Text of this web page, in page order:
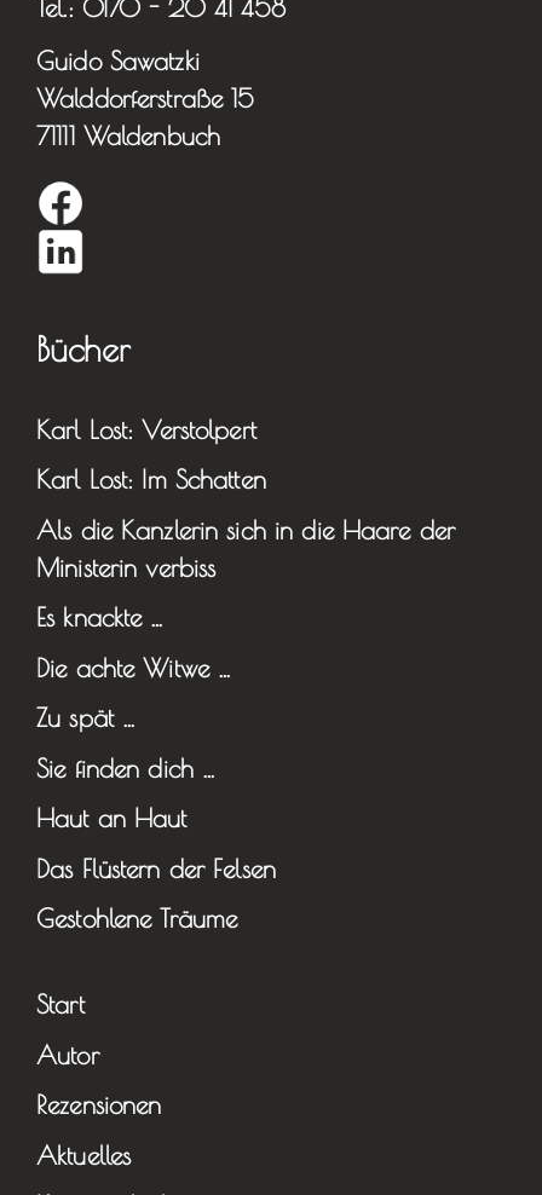
Tel.: 0170 - 20 41 458
Guido Sawatzki
Walddorferstraße 15
71111 Waldenbuch
Bücher
Karl Lost: Verstolpert
Karl Lost: Im Schatten
Als die Kanzlerin sich in die Haare der
Ministerin verbiss
Es knackte …
Die achte Witwe …
Zu spät …
Sie finden dich …
Haut an Haut
Das Flüstern der Felsen
Gestohlene Träume
Start
Autor
Rezensionen
Aktuelles